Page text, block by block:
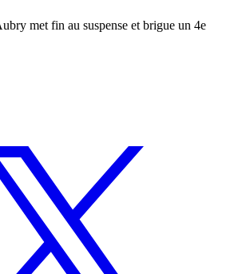
met fin au suspense et brigue un 4e